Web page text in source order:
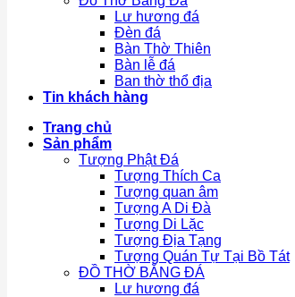
Lư hương đá
Đèn đá
Bàn Thờ Thiên
Bàn lễ đá
Ban thờ thổ địa
Tin khách hàng
Trang chủ
Sản phẩm
Tượng Phật Đá
Tượng Thích Ca
Tượng quan âm
Tượng A Di Đà
Tượng Di Lặc
Tượng Địa Tạng
Tượng Quán Tự Tại Bồ Tát
ĐỒ THỜ BẰNG ĐÁ
Lư hương đá